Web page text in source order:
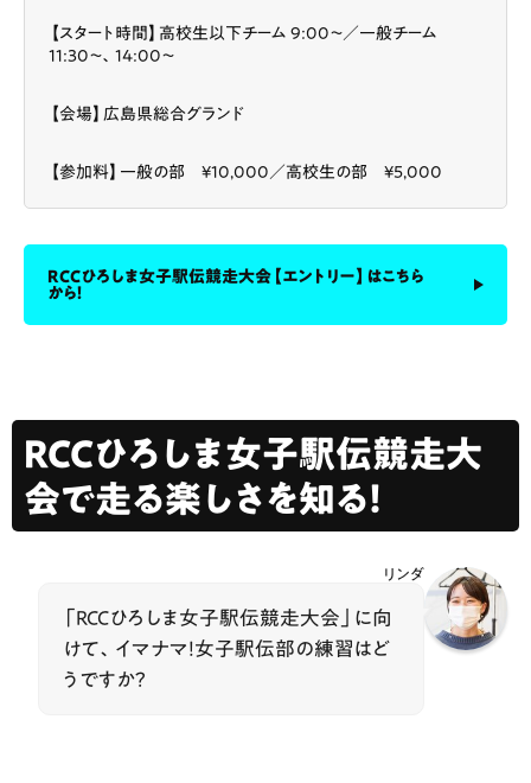
【スタート時間】高校生以下チーム 9:00〜／一般チーム
11:30〜、14:00〜
【会場】広島県総合グランド
【参加料】一般の部 ¥10,000／高校生の部 ¥5,000
RCCひろしま女子駅伝競走大会【エントリー】はこちら
から！
RCCひろしま女子駅伝競走大
会で走る楽しさを知る！
リンダ
「RCCひろしま女子駅伝競走大会」に向
けて、イマナマ！女子駅伝部の練習はど
うですか？